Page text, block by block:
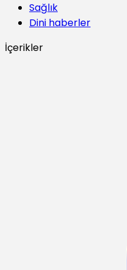
Sağlık
Dini haberler
İçerikler